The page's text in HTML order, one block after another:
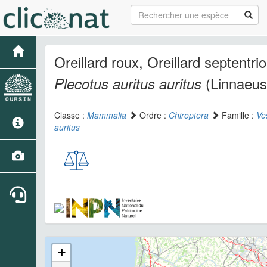
Oreillard roux, Oreillard
Plecotus auritus auritus
Classe : Mammalia Ordre : Chiroptera Famille :
auritus
+